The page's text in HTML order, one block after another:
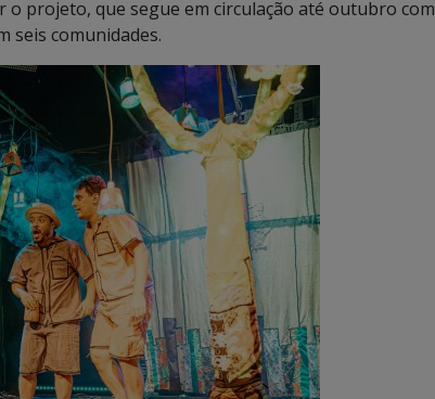
o projeto, que segue em circulação até outubro com
seis comunidades.